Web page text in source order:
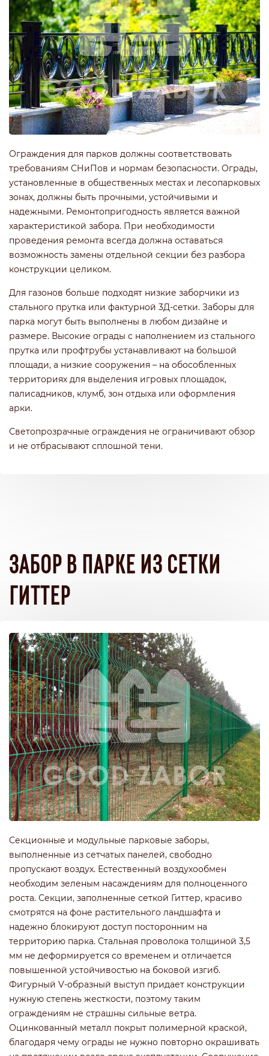
Ограждения для парков должны соответствовать
требованиям СНиПов и нормам безопасности. Ограды,
установленные в общественных местах и лесопарковых
зонах, должны быть прочными, устойчивыми и
надежными. Ремонтопригодность является важной
характеристикой забора. При необходимости
проведения ремонта всегда должна оставаться
возможность замены отдельной секции без разбора
конструкции целиком.
Для газонов больше подходят низкие заборчики из
стального прутка или фактурной 3Д-сетки. Заборы для
парка могут быть выполнены в любом дизайне и
размере. Высокие ограды с наполнением из стального
прутка или профтрубы устанавливают на большой
площади, а низкие сооружения – на обособленных
территориях для выделения игровых площадок,
палисадников, клумб, зон отдыха или оформления
арки.
Светопрозрачные ограждения не ограничивают обзор
и не отбрасывают сплошной тени.
ЗАБОР В ПАРКЕ ИЗ СЕТКИ
ГИТТЕР
Секционные и модульные парковые заборы,
выполненные из сетчатых панелей, свободно
пропускают воздух. Естественный воздухообмен
необходим зеленым насаждениям для полноценного
роста. Секции, заполненные сеткой Гиттер, красиво
смотрятся на фоне растительного ландшафта и
надежно блокируют доступ посторонним на
территорию парка. Стальная проволока толщиной 3,5
мм не деформируется со временем и отличается
повышенной устойчивостью на боковой изгиб.
Фигурный V-образный выступ придает конструкции
нужную степень жесткости, поэтому таким
ограждениям не страшны сильные ветра.
Оцинкованный металл покрыт полимерной краской,
благодаря чему ограды не нужно повторно окрашивать